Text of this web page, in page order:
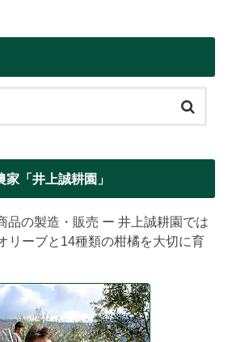
「井上誠耕園」
品の製造・販売 ー 井上誠耕園では
リーブと14種類の柑橘を大切に育